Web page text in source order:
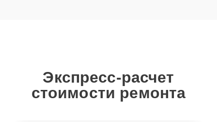
Экспресс-расчет
стоимости ремонта